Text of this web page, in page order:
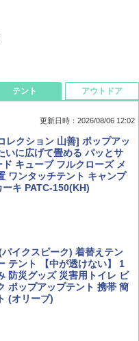
ン ２０２６年 ９月号 [雑
Ｙ ＦＡＮ)
方 チェンマイ タイ北部の魅
2027 地球の歩き方D アジア
地球の歩き方A ヨーロッ
テント
更新日時：2026/08/06 12:02
レクション 山善] ポップアッ
いに広げて畳める パッとサ
ド キューブ フルクローズ メ
ワンタッチテント キャンプ
キ PATC-150(KH)
イクスピーク) 着替えテン
テント 【中が透けない】 1
防災グッズ 災害用トイレ ビ
ポップアップテント 携帯 簡
(オリーブ)
アウトドア